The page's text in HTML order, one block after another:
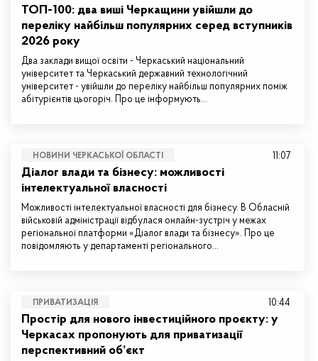
ТОП-100: два виші Черкащини увійшли до
переліку найбільш популярних серед вступників
2026 року
Два заклади вищої освіти - Черкаський національний
університет та Черкаський державний технологічний
університет - увійшли до переліку найбільш популярних поміж
абітурієнтів цьогоріч. Про це інформують…
НОВИНИ ЧЕРКАСЬКОЇ ОБЛАСТІ
Діалог влади та бізнесу: можливості
інтелектуальної власності
Можливості інтелектуальної власності для бізнесу. В Обласній
військовій адміністрації відбулася онлайн-зустріч у межах
регіональної платформи «Діалог влади та бізнесу». Про це
повідомляють у департаменті регіонального…
11:07
ПРИВАТИЗАЦІЯ
Простір для нового інвестиційного проєкту: у
Черкасах пропонують для приватизації
перспективний об’єкт
10:44